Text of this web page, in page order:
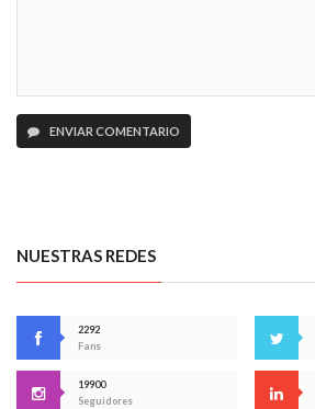
ENVIAR COMENTARIO
NUESTRAS REDES
2292
Fans
19900
Seguidores